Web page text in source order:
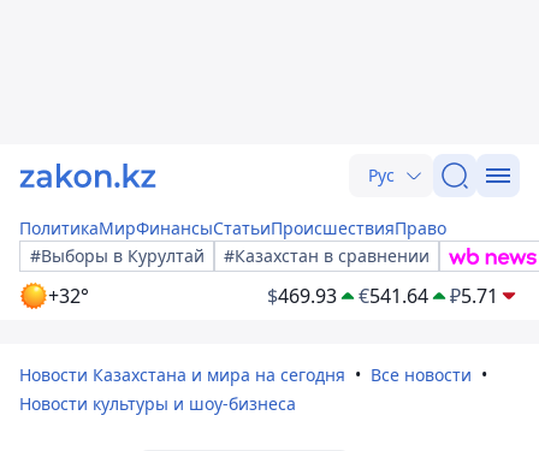
Рус
ПолитикаМирФинансыСтатьиПроисшествияПраво
#Выборы в Курултай
#Казахстан в сравнении
+32° $469.93 €541.64 ₽5.71
Новости Казахстана и мира на сегодня
Все новости
Новости культуры и шоу-бизнеса